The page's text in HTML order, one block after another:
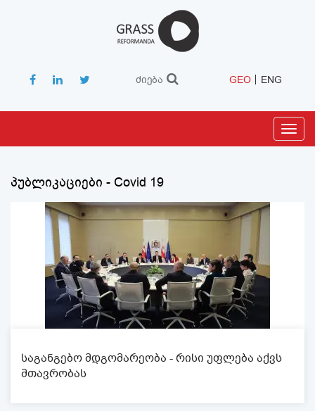
ძიება GEO ENG
პუბლიკაციები - Covid 19
საგანგებო მდგომარეობა - რისი უფლება აქვს
მთავრობას